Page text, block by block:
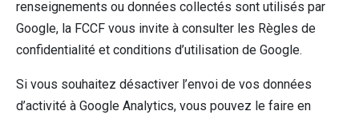
renseignements ou données collectés sont utilisés par
Google, la FCCF vous invite à consulter les Règles de
confidentialité et conditions d’utilisation de Google.
Si vous souhaitez désactiver l’envoi de vos données
d’activité à Google Analytics, vous pouvez le faire en